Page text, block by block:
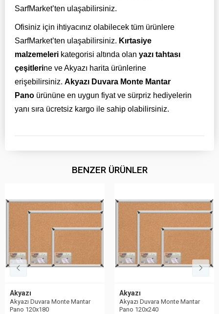
SarfMarket’ten ulaşabilirsiniz.
Ofisiniz için ihtiyacınız olabilecek tüm ürünlere
SarfMarket’ten ulaşabilirsiniz. Kırtasiye
malzemeleri kategorisi altında olan yazı tahtası
çeşitlerine ve Akyazı harita ürünlerine
erişebilirsiniz. Akyazı Duvara Monte Mantar
Pano ürününe en uygun fiyat ve sürpriz hediyelerin
yanı sıra ücretsiz kargo ile sahip olabilirsiniz.
BENZER ÜRÜNLER
Akyazı
Akyazı Duvara Monte Mantar
Pano 120x180
Akyazı
Akyazı Duvara Monte Mantar
Pano 120x240